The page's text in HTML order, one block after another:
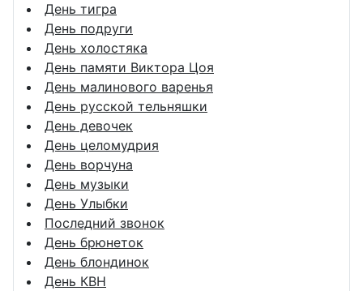
День тигра
День подруги
День холостяка
День памяти Виктора Цоя
День малинового варенья
День русской тельняшки
День девочек
День целомудрия
День ворчуна
День музыки
День Улыбки
Последний звонок
День брюнеток
День блондинок
День КВН